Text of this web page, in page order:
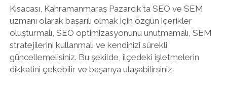
Kısacası, Kahramanmaraş Pazarcık'ta SEO ve SEM
uzmanı olarak başarılı olmak için özgün içerikler
oluşturmalı, SEO optimizasyonunu unutmamalı, SEM
stratejilerini kullanmalı ve kendinizi sürekli
güncellemelisiniz. Bu şekilde, ilçedeki işletmelerin
dikkatini çekebilir ve başarıya ulaşabilirsiniz.